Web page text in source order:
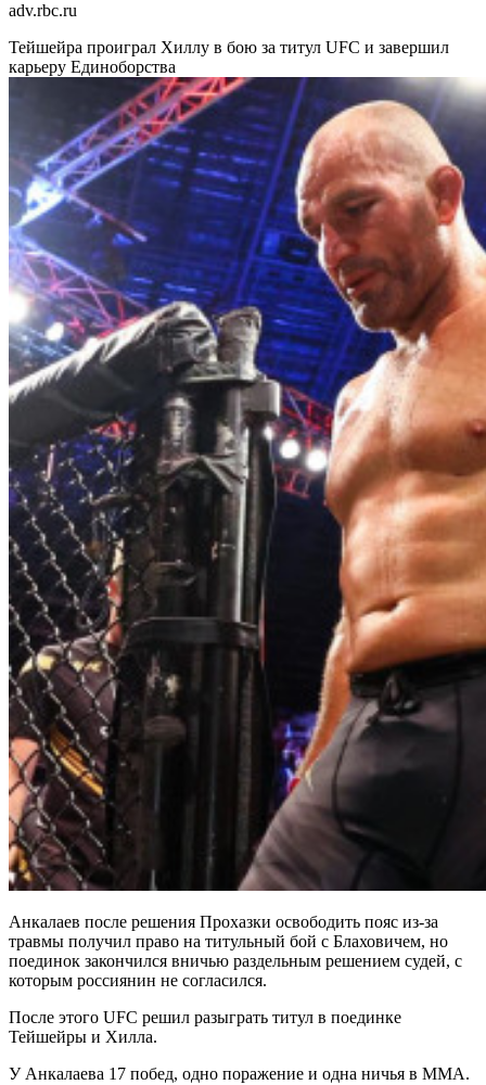
adv.rbc.ru
Тейшейра проиграл Хиллу в бою за титул UFC и завершил
карьеру Единоборства
Анкалаев после решения Прохазки освободить пояс из-за
травмы получил право на титульный бой с Блаховичем, но
поединок закончился вничью раздельным решением судей, с
которым россиянин не согласился.
После этого UFC решил разыграть титул в поединке
Тейшейры и Хилла.
У Анкалаева 17 побед, одно поражение и одна ничья в ММА.